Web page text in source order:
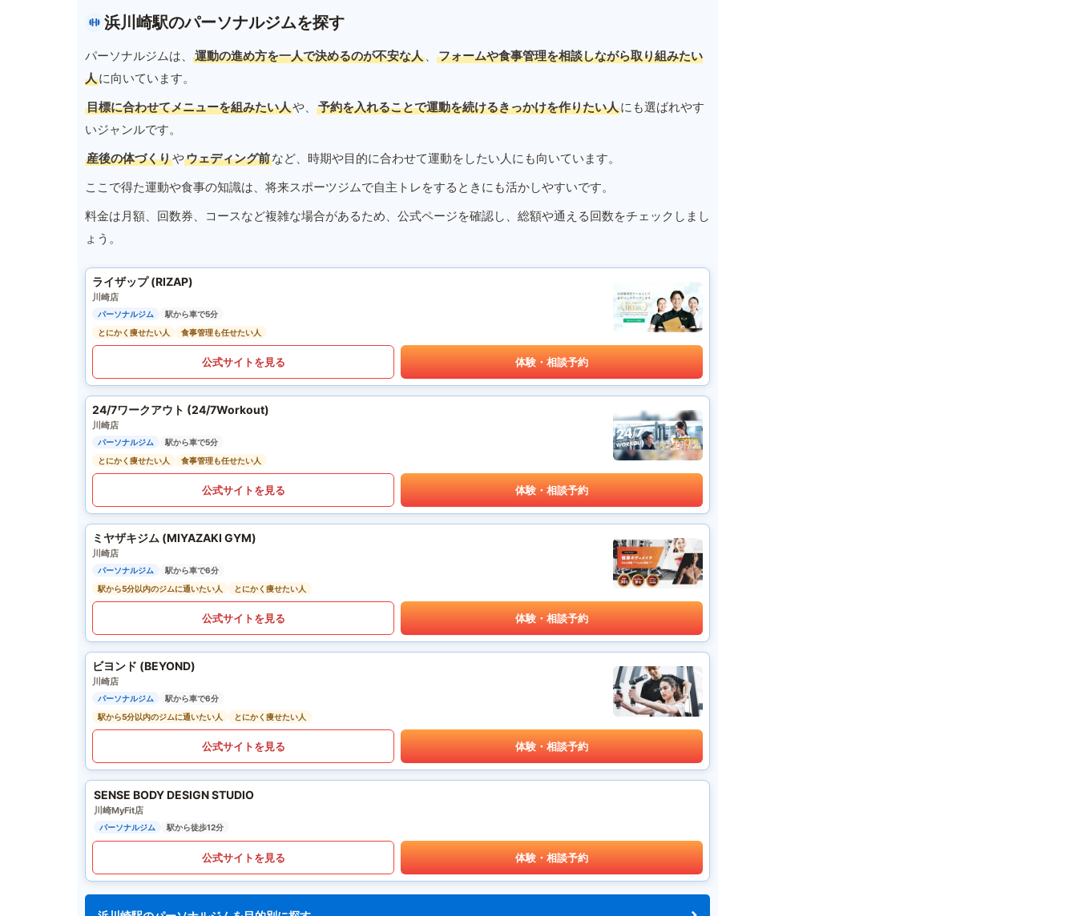
浜川崎駅のパーソナルジムを探す
パーソナルジムは、 運動の進め方を一人で決めるのが不安な人 、
フォームや食事管理を相談しながら取り組みたい
人に向いています。
目標に合わせてメニューを組みたい人や、 予約を入れることで運動を続けるきっかけを作りたい人にも選ばれやす
いジャンルです。
産後の体づくりやウェディング前など、時期や目的に合わせて運動をしたい人にも向いています。
ここで得た運動や食事の知識は、将来スポーツジムで自主トレをするときにも活かしやすいです。
料金は月額、回数券、コースなど複雑な場合があるため、公式ページを確認し、総額や通える回数をチェックしまし
ょう。
ライザップ (RIZAP)
川崎店
パーソナルジム
駅から車で5分
とにかく痩せたい人
食事管理も任せたい人
公式サイトを見る 体験・相談予約
24/7ワークアウト (24/7Workout)
川崎店
パーソナルジム
駅から車で5分
とにかく痩せたい人
食事管理も任せたい人
公式サイトを見る 体験・相談予約
ミヤザキジム (MIYAZAKI GYM)
川崎店
パーソナルジム
駅から車で6分
駅から5分以内のジムに通いたい人
とにかく痩せたい人
公式サイトを見る 体験・相談予約
ビヨンド (BEYOND)
川崎店
パーソナルジム
駅から車で6分
駅から5分以内のジムに通いたい人
とにかく痩せたい人
公式サイトを見る 体験・相談予約
SENSE BODY DESIGN STUDIO
川崎MyFit店
パーソナルジム 駅から徒歩12分
公式サイトを見る 体験・相談予約